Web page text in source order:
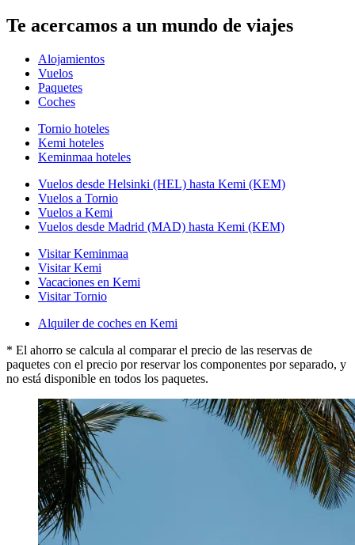
Te acercamos a un mundo de viajes
Alojamientos
Vuelos
Paquetes
Coches
Tornio hoteles
Kemi hoteles
Keminmaa hoteles
Vuelos desde Helsinki (HEL) hasta Kemi (KEM)
Vuelos a Tornio
Vuelos a Kemi
Vuelos desde Madrid (MAD) hasta Kemi (KEM)
Visitar Keminmaa
Visitar Kemi
Vacaciones en Kemi
Visitar Tornio
Alquiler de coches en Kemi
* El ahorro se calcula al comparar el precio de las reservas de
paquetes con el precio por reservar los componentes por separado, y
no está disponible en todos los paquetes.